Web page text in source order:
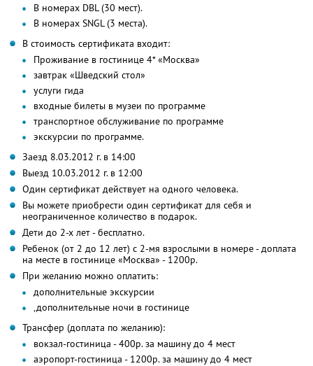
В номерах DBL (30 мест).
В номерах SNGL (3 места).
В стоимость сертификата входит:
Проживание в гостинице 4* «Москва»
завтрак «Шведский стол»
услуги гида
входные билеты в музеи по программе
транспортное обслуживание по программе
экскурсии по программе.
Заезд 8.03.2012 г. в 14:00
Выезд 10.03.2012 г. в 12:00
Один сертификат действует на одного человека.
Вы можете приобрести один сертификат для себя и
неограниченное количество в подарок.
Дети до 2-х лет - бесплатно.
Ребенок (от 2 до 12 лет) с 2-мя взрослыми в номере - доплата
на месте в гостинице «Москва» - 1200р.
При желанию можно оплатить:
дополнительные экскурсии
,дополнительные ночи в гостинице
Трансфер (доплата по желанию):
вокзал-гостиница - 400р. за машину до 4 мест
аэропорт-гостиница - 1200р. за машину до 4 мест